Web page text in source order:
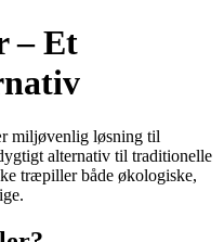
– Et
miljøvenlig løsning til
alternativ til traditionelle
træpiller både økologiske,